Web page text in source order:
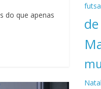
do que apenas
Natal